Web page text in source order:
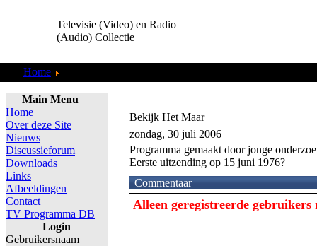
Televisie (Video) en Radio
(Audio) Collectie
Home
Main Menu
Home
Over deze Site
Nieuws
Discussieforum
Downloads
Links
Afbeeldingen
Contact
TV Programma DB
Login
Gebruikersnaam
Bekijk Het Maar
zondag, 30 juli 2006
Programma gemaakt door jonge
Eerste uitzending op 15 juni 1976?
Commentaar
Alleen geregistreerde gebruikers